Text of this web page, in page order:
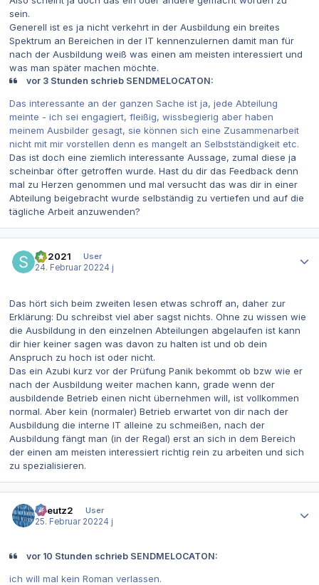
sein.
Generell ist es ja nicht verkehrt in der Ausbildung ein breites
Spektrum an Bereichen in der IT kennenzulernen damit man für
nach der Ausbildung weiß was einen am meisten interessiert und
was man später machen möchte.
vor 3 Stunden schrieb SENDMELOCATON:
Das interessante an der ganzen Sache ist ja, jede Abteilung
meinte - ich sei engagiert, fleißig, wissbegierig aber haben
meinem Ausbilder gesagt, sie können sich eine Zusammenarbeit
nicht mit mir vorstellen denn es mangelt an Selbstständigkeit etc.
Das ist doch eine ziemlich interessante Aussage, zumal diese ja
scheinbar öfter getroffen wurde. Hast du dir das Feedback denn
mal zu Herzen genommen und mal versucht das was dir in einer
Abteilung beigebracht wurde selbständig zu vertiefen und auf die
tägliche Arbeit anzuwenden?
SR2021
User
24. Februar 20224 j
Das hört sich beim zweiten lesen etwas schroff an, daher zur
Erklärung: Du schreibst viel aber sagst nichts. Ohne zu wissen wie
die Ausbildung in den einzelnen Abteilungen abgelaufen ist kann
dir hier keiner sagen was davon zu halten ist und ob dein
Anspruch zu hoch ist oder nicht.
Das ein Azubi kurz vor der Prüfung Panik bekommt ob bzw wie er
nach der Ausbildung weiter machen kann, grade wenn der
ausbildende Betrieb einen nicht übernehmen will, ist vollkommen
normal. Aber kein (normaler) Betrieb erwartet von dir nach der
Ausbildung die interne IT alleine zu schmeißen, nach der
Ausbildung fängt man (in der Regal) erst an sich in dem Bereich
der einen am meisten interessiert richtig rein zu arbeiten und sich
zu spezialisieren.
tkreutz2
User
25. Februar 20224 j
vor 10 Stunden schrieb SENDMELOCATON:
ich will mal kein Roman verlassen.